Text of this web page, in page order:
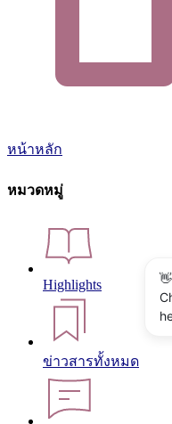
หน้าหลัก
หมวดหมู่
Highlights
ข่าวสารทั้งหมด